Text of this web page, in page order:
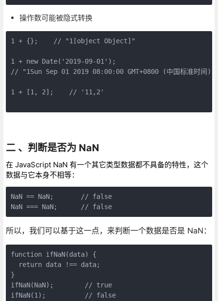
操作数可能被隐式转换
1 + {};    // "1[object Object]"
1 + new Date('2019-09-01');
// "1Sun Sep 01 2019 08:00:00 GMT+0800 (中国标准时
1 + [1, 2];    // '11,2'
二 、判断是否为 NaN
在 JavaScript NaN 有一个其它类型数据都不具备的特性，这个
数据与它本身不相等：
NaN == NaN;       // false
NaN === NaN;      // false
所以，我们可以基于这一点，来判断一个数据是否是 NaN：
function ifNaN(data) {
  return data !== data;
}
ifNaN(NaN);        // true
ifNaN(1);          // false